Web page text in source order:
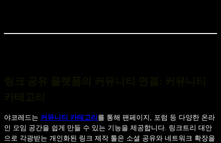
야코레드는 커뮤니티 카테고리 를 통해 팬페이지, 포럼 등 다양한 온라
인 모임 공간을 쉽게 만들 수 있는 기능을 제공합니다. 링크트리 대안
으로 각광받는 개인화된 링크 제작 툴은 소셜 공유와 네트워크 확장을